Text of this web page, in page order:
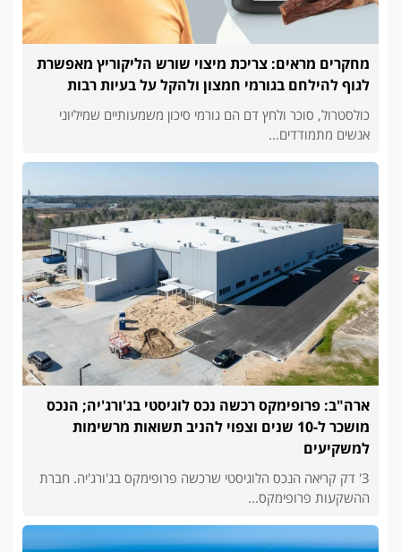
מחקרים מראים: צריכת מיצוי שורש הליקוריץ מאפשרת
לגוף להילחם בגורמי חמצון ולהקל על בעיות רבות
כולסטרול, סוכר ולחץ דם הם גורמי סיכון משמעותיים שמיליוני
אנשים מתמודדים...
ארה"ב: פרופימקס רכשה נכס לוגיסטי בג'ורג'יה; הנכס
מושכר ל-10 שנים וצפוי להניב תשואות מרשימות
למשקיעים
3' דק קריאה הנכס הלוגיסטי שרכשה פרופימקס בג'ורג'יה. חברת
ההשקעות פרופימקס...